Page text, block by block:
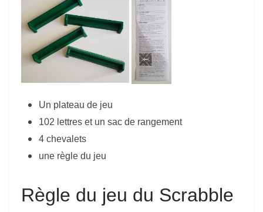
Un plateau de jeu
102 lettres et un sac de rangement
4 chevalets
une règle du jeu
Règle du jeu du Scrabble